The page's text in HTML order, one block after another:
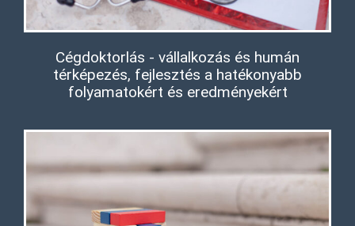
Cégdoktorlás - vállalkozás és humán
térképezés, fejlesztés a hatékonyabb
folyamatokért és eredményekért